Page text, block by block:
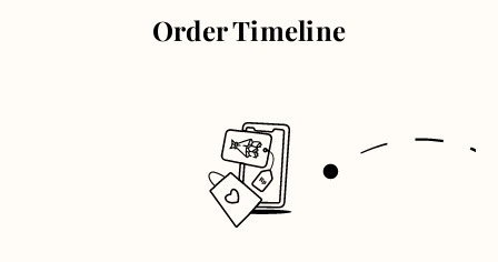
Order Timeline